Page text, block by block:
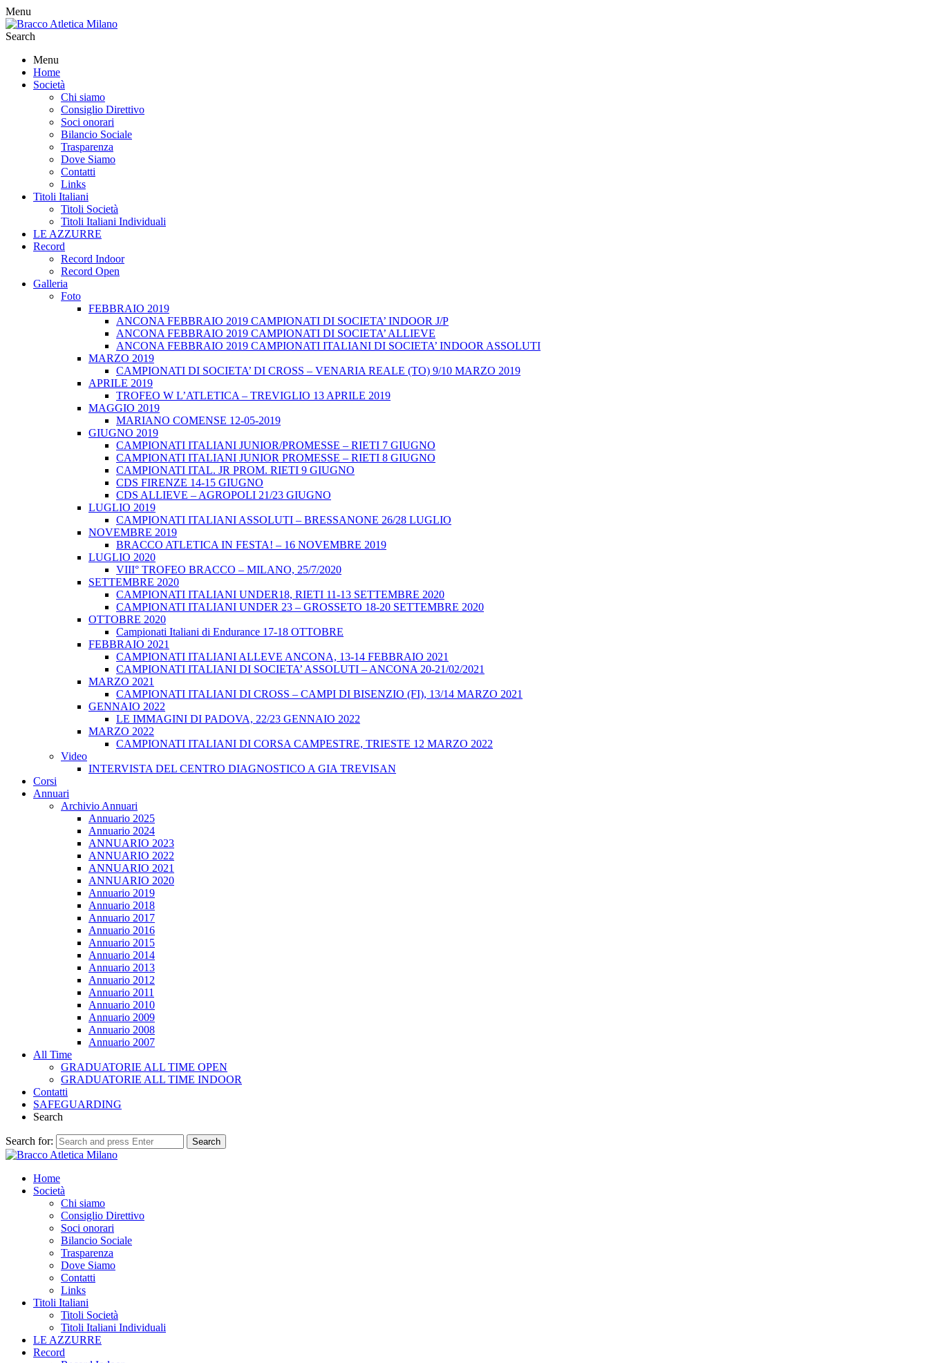
Menu
Search
Menu
Home
Società
Chi siamo
Consiglio Direttivo
Soci onorari
Bilancio Sociale
Trasparenza
Dove Siamo
Contatti
Links
Titoli Italiani
Titoli Società
Titoli Italiani Individuali
LE AZZURRE
Record
Record Indoor
Record Open
Galleria
Foto
FEBBRAIO 2019
ANCONA FEBBRAIO 2019 CAMPIONATI DI SOCIETA’ INDOOR J/P
ANCONA FEBBRAIO 2019 CAMPIONATI DI SOCIETA’ ALLIEVE
ANCONA FEBBRAIO 2019 CAMPIONATI ITALIANI DI SOCIETA’ INDOOR ASSOLUTI
MARZO 2019
CAMPIONATI DI SOCIETA’ DI CROSS – VENARIA REALE (TO) 9/10 MARZO 2019
APRILE 2019
TROFEO W L’ATLETICA – TREVIGLIO 13 APRILE 2019
MAGGIO 2019
MARIANO COMENSE 12-05-2019
GIUGNO 2019
CAMPIONATI ITALIANI JUNIOR/PROMESSE – RIETI 7 GIUGNO
CAMPIONATI ITALIANI JUNIOR PROMESSE – RIETI 8 GIUGNO
CAMPIONATI ITAL. JR PROM. RIETI 9 GIUGNO
CDS FIRENZE 14-15 GIUGNO
CDS ALLIEVE – AGROPOLI 21/23 GIUGNO
LUGLIO 2019
CAMPIONATI ITALIANI ASSOLUTI – BRESSANONE 26/28 LUGLIO
NOVEMBRE 2019
BRACCO ATLETICA IN FESTA! – 16 NOVEMBRE 2019
LUGLIO 2020
VIII° TROFEO BRACCO – MILANO, 25/7/2020
SETTEMBRE 2020
CAMPIONATI ITALIANI UNDER18, RIETI 11-13 SETTEMBRE 2020
CAMPIONATI ITALIANI UNDER 23 – GROSSETO 18-20 SETTEMBRE 2020
OTTOBRE 2020
Campionati Italiani di Endurance 17-18 OTTOBRE
FEBBRAIO 2021
CAMPIONATI ITALIANI ALLEVE ANCONA, 13-14 FEBBRAIO 2021
CAMPIONATI ITALIANI DI SOCIETA’ ASSOLUTI – ANCONA 20-21/02/2021
MARZO 2021
CAMPIONATI ITALIANI DI CROSS – CAMPI DI BISENZIO (FI), 13/14 MARZO 2021
GENNAIO 2022
LE IMMAGINI DI PADOVA, 22/23 GENNAIO 2022
MARZO 2022
CAMPIONATI ITALIANI DI CORSA CAMPESTRE, TRIESTE 12 MARZO 2022
Video
INTERVISTA DEL CENTRO DIAGNOSTICO A GIA TREVISAN
Corsi
Annuari
Archivio Annuari
Annuario 2025
Annuario 2024
ANNUARIO 2023
ANNUARIO 2022
ANNUARIO 2021
ANNUARIO 2020
Annuario 2019
Annuario 2018
Annuario 2017
Annuario 2016
Annuario 2015
Annuario 2014
Annuario 2013
Annuario 2012
Annuario 2011
Annuario 2010
Annuario 2009
Annuario 2008
Annuario 2007
All Time
GRADUATORIE ALL TIME OPEN
GRADUATORIE ALL TIME INDOOR
Contatti
SAFEGUARDING
Search
Search for: Search
Home
Società
Chi siamo
Consiglio Direttivo
Soci onorari
Bilancio Sociale
Trasparenza
Dove Siamo
Contatti
Links
Titoli Italiani
Titoli Società
Titoli Italiani Individuali
LE AZZURRE
Record